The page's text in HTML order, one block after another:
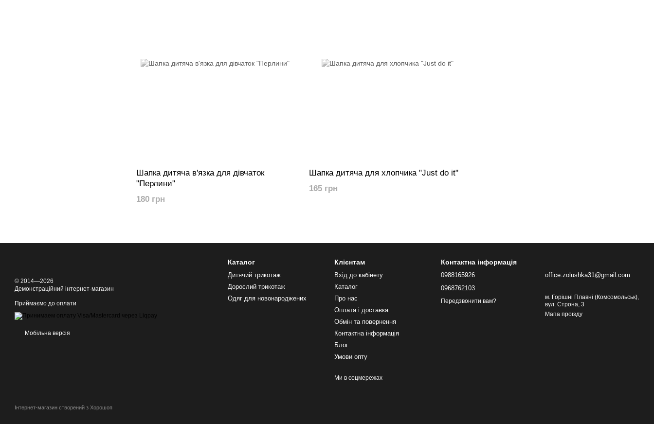
Шапка дитяча в'язка для дівчаток
"Перлини"
180 грн
Шапка дитяча для хлопчика "Just do it"
165 грн
© 2014—2026
Демонстраційний інтернет-магазин
Приймаємо до оплати
Мобільна версія
Інтернет-магазин створений з Хорошоп
Каталог
Дитячий трикотаж
Дорослий трикотаж
Одяг для новонароджених
Клієнтам
Вхід до кабінету
Каталог
Про нас
Оплата і доставка
Обмін та повернення
Контактна інформація
Блог
Умови опту
Ми в соцмережах
Контактна інформація
0988165926
0968762103
Передзвонити вам?
office.zolushka31@gmail.com
м. Горішні Плавні (Комсомольськ),
вул. Строна, 3
Мапа проїзду